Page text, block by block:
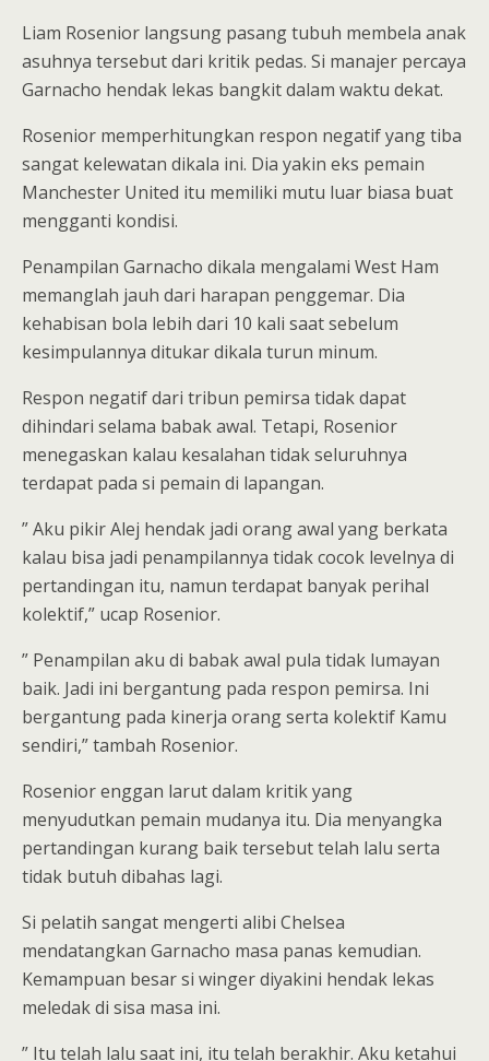
Liam Rosenior langsung pasang tubuh membela anak
asuhnya tersebut dari kritik pedas. Si manajer percaya
Garnacho hendak lekas bangkit dalam waktu dekat.
Rosenior memperhitungkan respon negatif yang tiba
sangat kelewatan dikala ini. Dia yakin eks pemain
Manchester United itu memiliki mutu luar biasa buat
mengganti kondisi.
Penampilan Garnacho dikala mengalami West Ham
memanglah jauh dari harapan penggemar. Dia
kehabisan bola lebih dari 10 kali saat sebelum
kesimpulannya ditukar dikala turun minum.
Respon negatif dari tribun pemirsa tidak dapat
dihindari selama babak awal. Tetapi, Rosenior
menegaskan kalau kesalahan tidak seluruhnya
terdapat pada si pemain di lapangan.
” Aku pikir Alej hendak jadi orang awal yang berkata
kalau bisa jadi penampilannya tidak cocok levelnya di
pertandingan itu, namun terdapat banyak perihal
kolektif,” ucap Rosenior.
” Penampilan aku di babak awal pula tidak lumayan
baik. Jadi ini bergantung pada respon pemirsa. Ini
bergantung pada kinerja orang serta kolektif Kamu
sendiri,” tambah Rosenior.
Rosenior enggan larut dalam kritik yang
menyudutkan pemain mudanya itu. Dia menyangka
pertandingan kurang baik tersebut telah lalu serta
tidak butuh dibahas lagi.
Si pelatih sangat mengerti alibi Chelsea
mendatangkan Garnacho masa panas kemudian.
Kemampuan besar si winger diyakini hendak lekas
meledak di sisa masa ini.
” Itu telah lalu saat ini, itu telah berakhir. Aku ketahui